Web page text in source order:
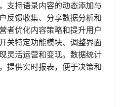
支持语录内容的动态添加与
反馈收集、分享数据分析和
者优化内容策略和提升用户
关特定功能模块、调整界面
灵活运营和变现。数据统计
提供实时报表，便于决策和